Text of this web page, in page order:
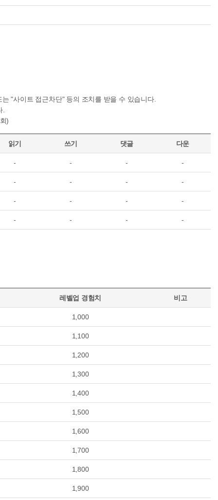
"사이트 접근차단" 등의 조치를 받을 수 있습니다.
)
읽기 쓰기 댓글 다운
- - - -
- - - -
- - - -
- - - -
레벨업 경험치 비고
1,000
1,100
1,200
1,300
1,400
1,500
1,600
1,700
1,800
1,900